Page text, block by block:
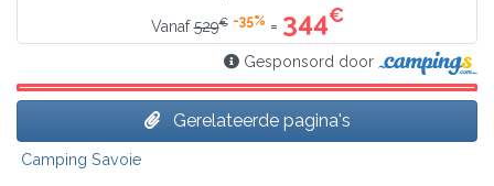
Vanaf529€ -35% = 344€
Gesponsord door
Gerelateerde pagina's
Camping Savoie